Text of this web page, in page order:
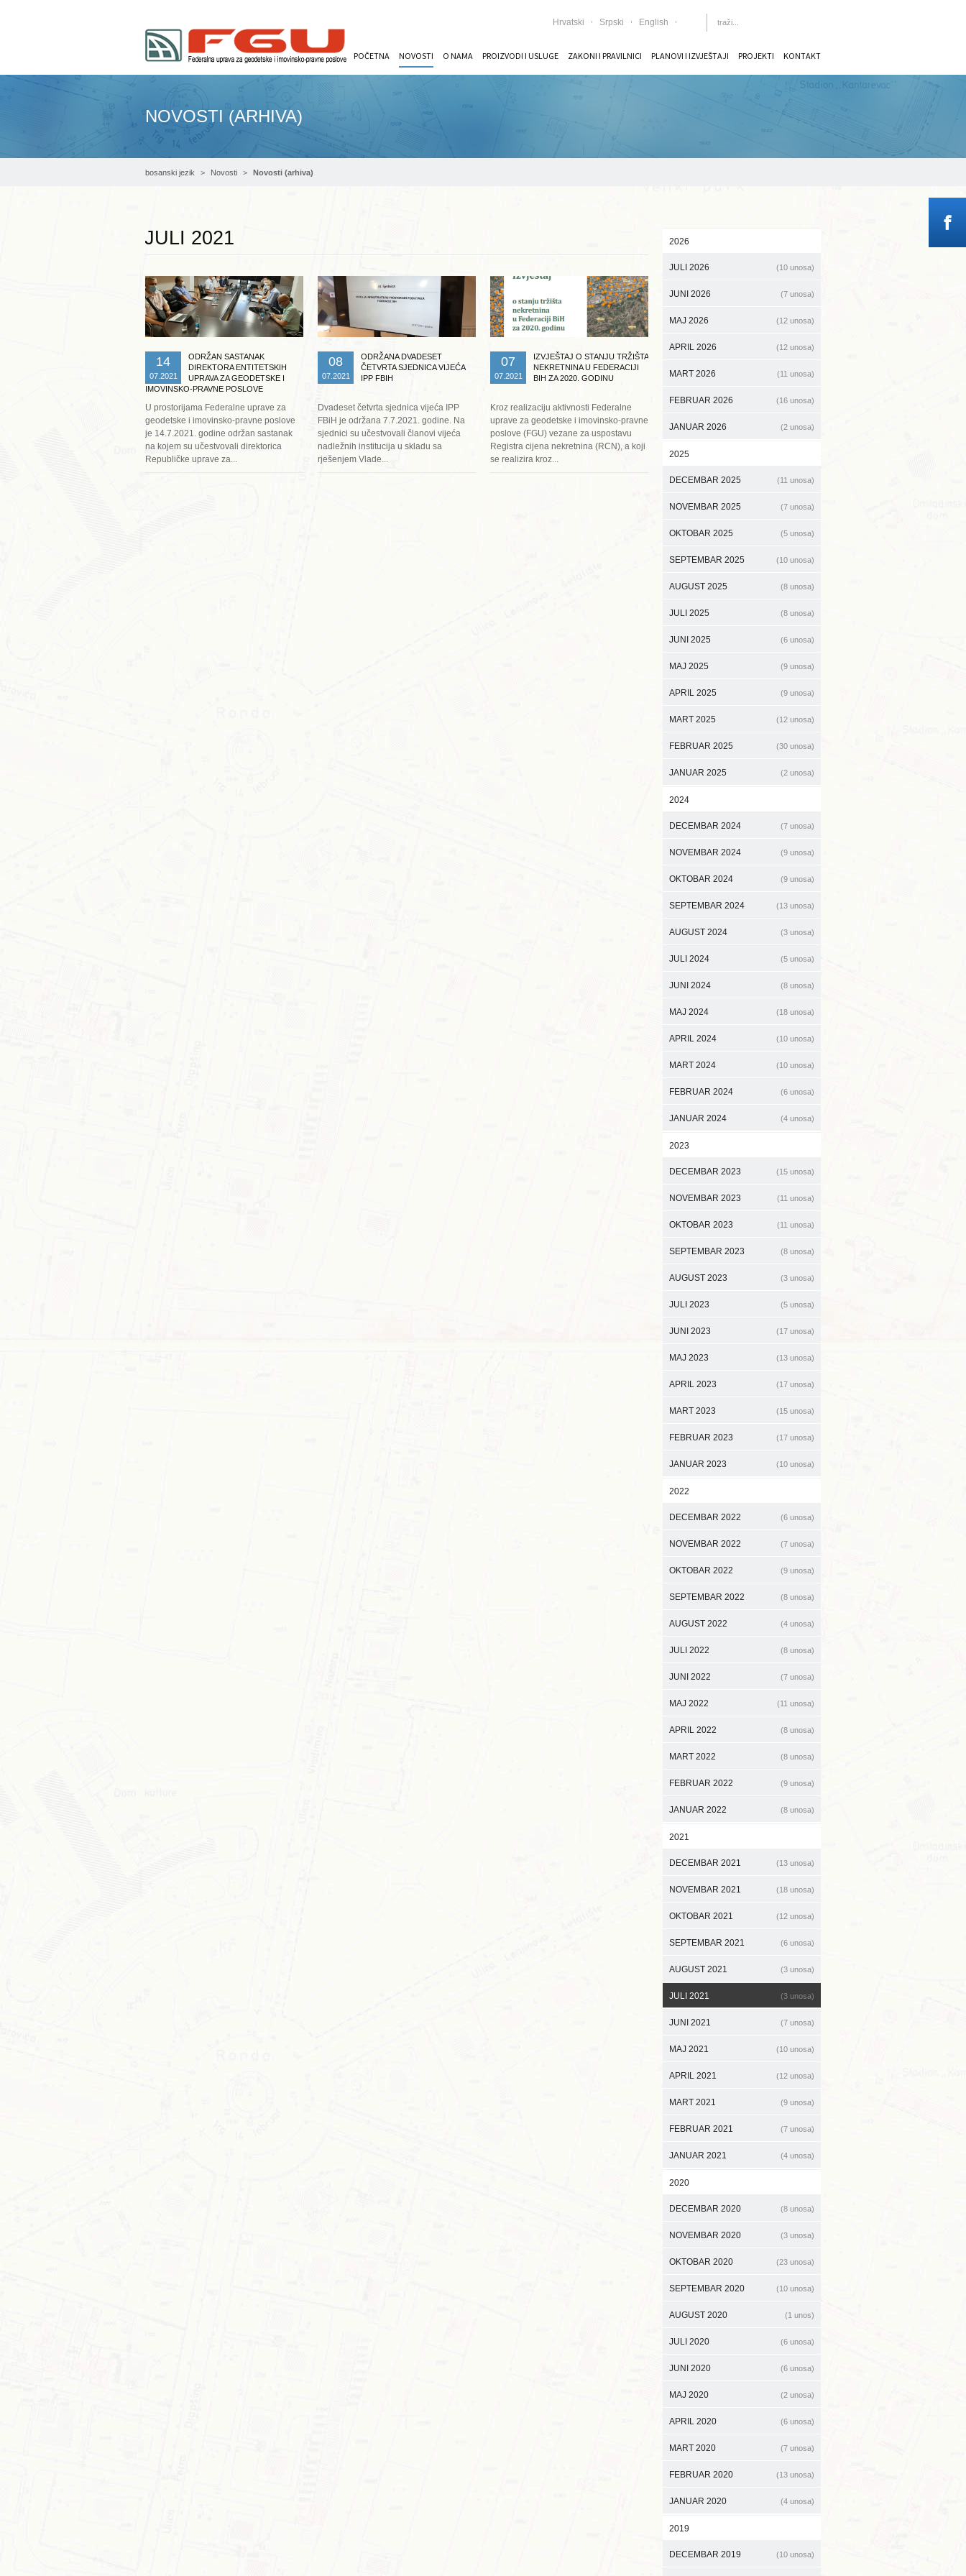
Hrvatski Srpski English
POČETNA NOVOSTI O NAMA PROIZVODI I USLUGE ZAKONI I PRAVILNICI PLANOVI I IZVJEŠTAJI PROJEKTI KONTAKT
NOVOSTI (ARHIVA)
bosanski jezik Novosti Novosti (arhiva)
JULI 2021
14
07.2021
ODRŽAN SASTANAK
DIREKTORA ENTITETSKIH
UPRAVA ZA GEODETSKE I
IMOVINSKO-PRAVNE POSLOVE
U prostorijama Federalne uprave za
geodetske i imovinsko-pravne poslove
je 14.7.2021. godine održan sastanak
na kojem su učestvovali direktorica
Republičke uprave za...
Opširnije ...
08
07.2021
ODRŽANA DVADESET
ČETVRTA SJEDNICA VIJEĆA
IPP FBIH
Dvadeset četvrta sjednica vijeća IPP
FBiH je održana 7.7.2021. godine. Na
sjednici su učestvovali članovi vijeća
nadležnih institucija u skladu sa
rješenjem Vlade...
Opširnije ...
07
07.2021
IZVJEŠTAJ O STANJU TRŽIŠTA
NEKRETNINA U FEDERACIJI
BIH ZA 2020. GODINU
Kroz realizaciju aktivnosti Federalne
uprave za geodetske i imovinsko-pravne
poslove (FGU) vezane za uspostavu
Registra cijena nekretnina (RCN), a koji
se realizira kroz...
2026
JULI 2026 (10 unosa)
JUNI 2026 (7 unosa)
MAJ 2026 (12 unosa)
APRIL 2026 (12 unosa)
MART 2026 (11 unosa)
FEBRUAR 2026 (16 unosa)
JANUAR 2026 (2 unosa)
2025
DECEMBAR 2025 (11 unosa)
NOVEMBAR 2025 (7 unosa)
OKTOBAR 2025 (5 unosa)
SEPTEMBAR 2025 (10 unosa)
AUGUST 2025 (8 unosa)
JULI 2025 (8 unosa)
JUNI 2025 (6 unosa)
MAJ 2025 (9 unosa)
APRIL 2025 (9 unosa)
MART 2025 (12 unosa)
FEBRUAR 2025 (30 unosa)
JANUAR 2025 (2 unosa)
2024
DECEMBAR 2024 (7 unosa)
NOVEMBAR 2024 (9 unosa)
OKTOBAR 2024 (9 unosa)
SEPTEMBAR 2024 (13 unosa)
AUGUST 2024 (3 unosa)
JULI 2024 (5 unosa)
JUNI 2024 (8 unosa)
MAJ 2024 (18 unosa)
APRIL 2024 (10 unosa)
MART 2024 (10 unosa)
FEBRUAR 2024 (6 unosa)
JANUAR 2024 (4 unosa)
2023
DECEMBAR 2023 (15 unosa)
NOVEMBAR 2023 (11 unosa)
OKTOBAR 2023 (11 unosa)
SEPTEMBAR 2023 (8 unosa)
AUGUST 2023 (3 unosa)
JULI 2023 (5 unosa)
JUNI 2023 (17 unosa)
MAJ 2023 (13 unosa)
APRIL 2023 (17 unosa)
MART 2023 (15 unosa)
FEBRUAR 2023 (17 unosa)
JANUAR 2023 (10 unosa)
2022
DECEMBAR 2022 (6 unosa)
NOVEMBAR 2022 (7 unosa)
OKTOBAR 2022 (9 unosa)
SEPTEMBAR 2022 (8 unosa)
AUGUST 2022 (4 unosa)
JULI 2022 (8 unosa)
JUNI 2022 (7 unosa)
MAJ 2022 (11 unosa)
APRIL 2022 (8 unosa)
MART 2022 (8 unosa)
FEBRUAR 2022 (9 unosa)
JANUAR 2022 (8 unosa)
2021
DECEMBAR 2021 (13 unosa)
NOVEMBAR 2021 (18 unosa)
OKTOBAR 2021 (12 unosa)
SEPTEMBAR 2021 (6 unosa)
AUGUST 2021 (3 unosa)
JULI 2021 (3 unosa)
JUNI 2021 (7 unosa)
MAJ 2021 (10 unosa)
APRIL 2021 (12 unosa)
MART 2021 (9 unosa)
FEBRUAR 2021 (7 unosa)
JANUAR 2021 (4 unosa)
2020
DECEMBAR 2020 (8 unosa)
NOVEMBAR 2020 (3 unosa)
OKTOBAR 2020 (23 unosa)
SEPTEMBAR 2020 (10 unosa)
AUGUST 2020 (1 unos)
JULI 2020 (6 unosa)
JUNI 2020 (6 unosa)
MAJ 2020 (2 unosa)
APRIL 2020 (6 unosa)
MART 2020 (7 unosa)
FEBRUAR 2020 (13 unosa)
JANUAR 2020 (4 unosa)
2019
DECEMBAR 2019 (10 unosa)